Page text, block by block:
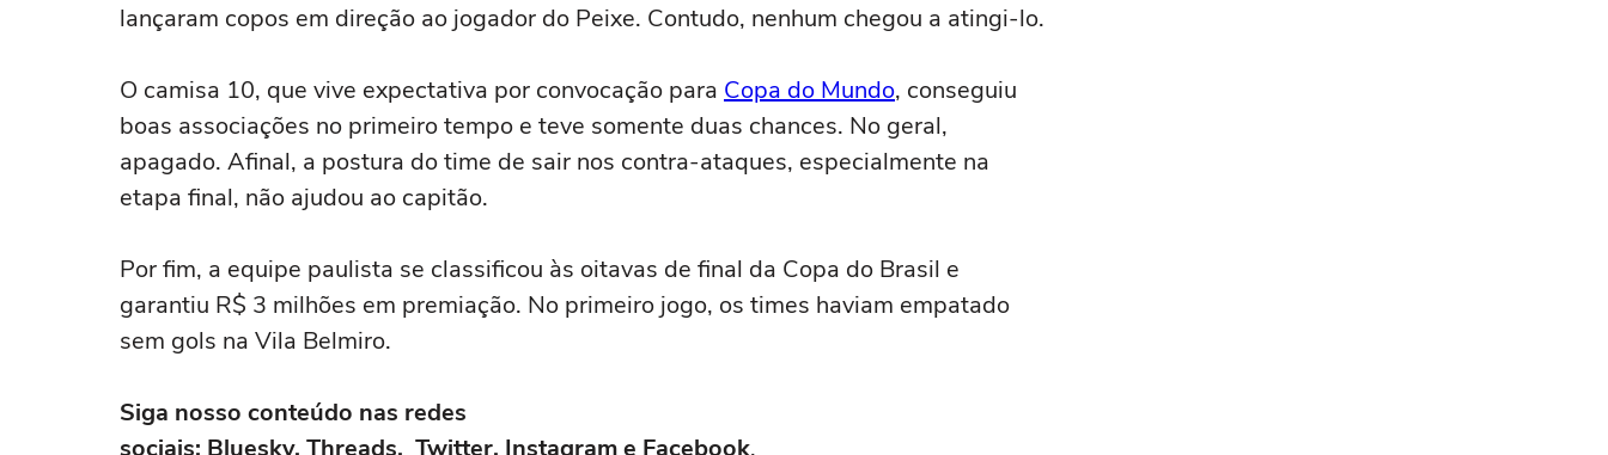
lançaram copos em direção ao jogador do Peixe. Contudo, nenhum chegou a atingi-lo.
O camisa 10, que vive expectativa por convocação para Copa do Mundo, conseguiu
boas associações no primeiro tempo e teve somente duas chances. No geral,
apagado. Afinal, a postura do time de sair nos contra-ataques, especialmente na
etapa final, não ajudou ao capitão.
Por fim, a equipe paulista se classificou às oitavas de final da Copa do Brasil e
garantiu R$ 3 milhões em premiação. No primeiro jogo, os times haviam empatado
sem gols na Vila Belmiro.
Siga nosso conteúdo nas redes
sociais: Bluesky, Threads, Twitter, Instagram e Facebook.